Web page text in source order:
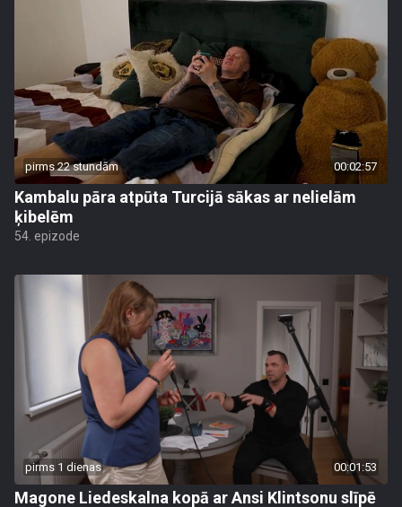
pirms 22 stundām 00:02:57
Kambalu pāra atpūta Turcijā sākas ar nelielām
ķibelēm
54. epizode
pirms 1 dienas 00:01:53
Magone Liedeskalna kopā ar Ansi Klintsonu slīpē